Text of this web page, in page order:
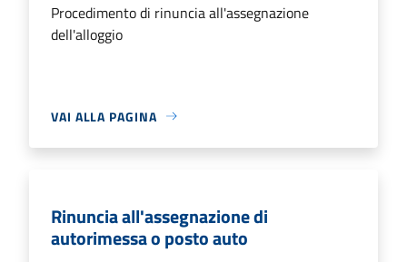
Procedimento di rinuncia all'assegnazione
dell'alloggio
VAI ALLA PAGINA
Rinuncia all'assegnazione di
autorimessa o posto auto